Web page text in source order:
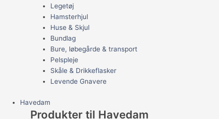
Legetøj
Hamsterhjul
Huse & Skjul
Bundlag
Bure, løbegårde & transport
Pelspleje
Skåle & Drikkeflasker
Levende Gnavere
Havedam
Produkter til Havedam